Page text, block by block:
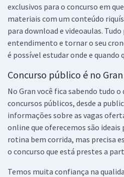
exclusivos para o concurso em
materiais com um conteúdo
para download e videoaulas.
entendimento e tornar o seu
é possível estudar onde e quando
Concurso público é no Gran
No Gran você fica sabendo tudo o
concursos públicos, desde a
informações sobre as vagas
online que oferecemos são ideais
rotina bem corrida, mas precisa
o concurso que está prestes a
Temos muita confiança na